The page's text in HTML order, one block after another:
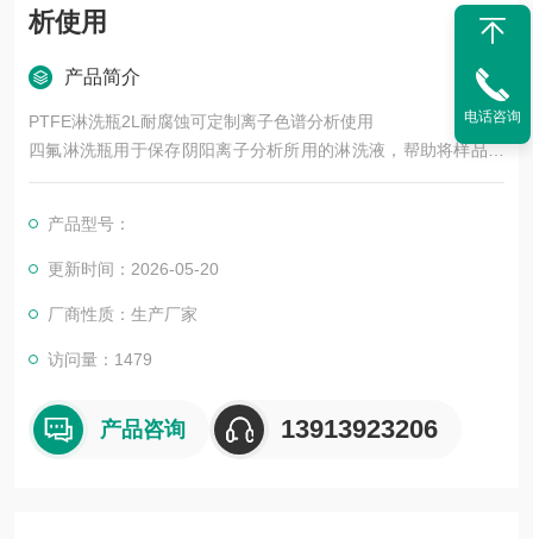
析使用
产品简介
PTFE淋洗瓶2L耐腐蚀可定制离子色谱分析使用
四氟淋洗瓶用于保存阴阳离子分析所用的淋洗液，帮助将样品中
的离子分离并输送到检测器进行检测。
产品型号：
更新时间：2026-05-20
厂商性质：生产厂家
访问量：1479
产品咨询 13913923206
电话咨询